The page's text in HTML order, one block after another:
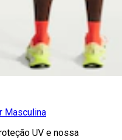
Masculina
UV e nossa